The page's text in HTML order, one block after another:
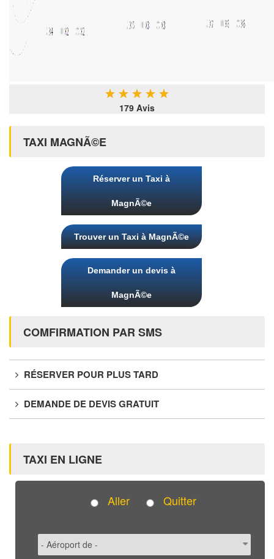
★ ★ ★ ★ ★
179 Avis
TAXI MAGNÃ©E
Réserver un Taxi à
MagnÃ©e
Trouver un Taxi à MagnÃ©e
Demander un devis à
MagnÃ©e
COMFIRMATION PAR SMS
RÉSERVER POUR PLUS TARD
DEMANDE DE DEVIS GRATUIT
TAXI EN LIGNE
Aller Quitter